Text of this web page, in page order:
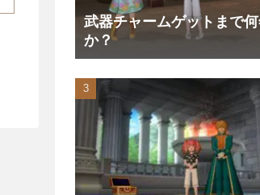
武器チャームゲットまで
か？